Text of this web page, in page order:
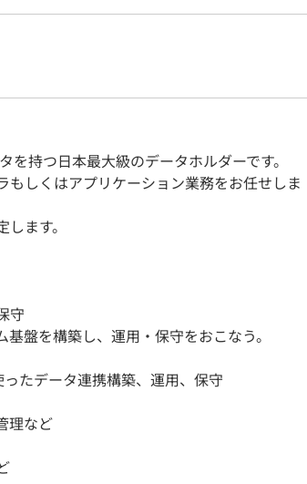
持つ日本最大級のデータホルダーです。
しくはアプリケーション業務をお任せしま
ます。
守
盤を構築し、運用・保守をおこなう。
たデータ連携構築、運用、保守
理など